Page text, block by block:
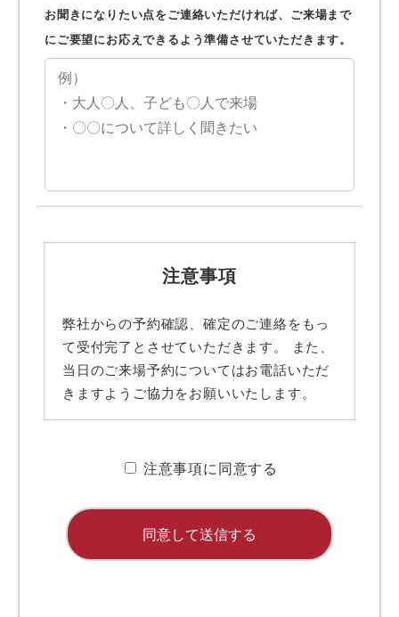
お聞きになりたい点をご連絡いただければ、ご来場まで
にご要望にお応えできるよう準備させていただきます。
注意事項
弊社からの予約確認、確定のご連絡をもっ
て受付完了とさせていただきます。 また、
当日のご来場予約についてはお電話いただ
きますようご協力をお願いいたします。
に関するお願い
否をしている場合、当サイトからの予約完
了通知などを受信できない場合がありま
す。弊社ディテールホームからのメールは
注意事項に同意する